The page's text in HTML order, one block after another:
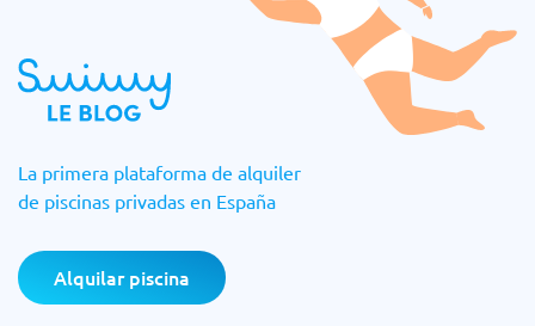
La primera plataforma de alquiler
de piscinas privadas en España
Alquilar piscina